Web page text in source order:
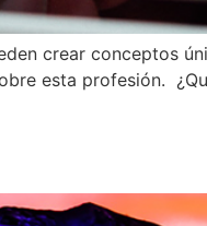
crear conceptos
esta profesión.